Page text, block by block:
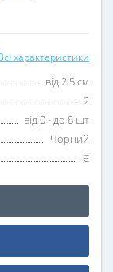
характеристики
від 2.5 см
2
від 0 - до 8 шт
Чорний
Є